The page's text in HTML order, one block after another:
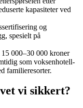
kapasiteter ved
og
spesielt på
000–30 000 kroner
som voksenhotell-
familieresorter.
vi sikkert?